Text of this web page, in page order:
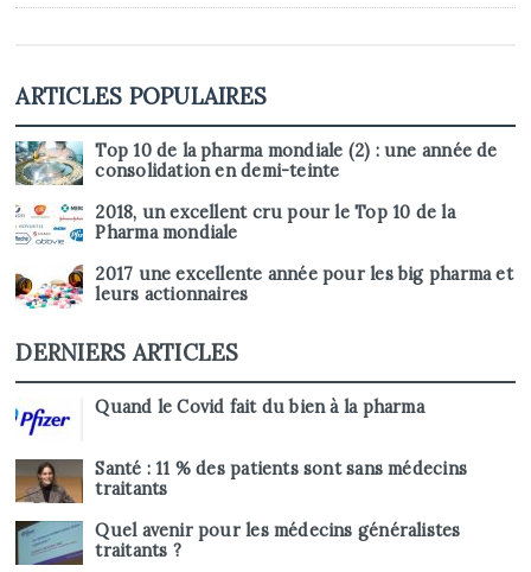
ARTICLES POPULAIRES
Top 10 de la pharma mondiale (2) : une année de
consolidation en demi-teinte
2018, un excellent cru pour le Top 10 de la
Pharma mondiale
2017 une excellente année pour les big pharma et
leurs actionnaires
DERNIERS ARTICLES
Quand le Covid fait du bien à la pharma
Santé : 11 % des patients sont sans médecins
traitants
Quel avenir pour les médecins généralistes
traitants ?